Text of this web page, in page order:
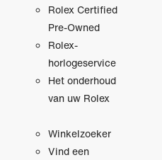
Rolex Certified
Pre‑Owned
Rolex-
horlogeservice
Het onderhoud
van uw Rolex
Winkelzoeker
Vind een